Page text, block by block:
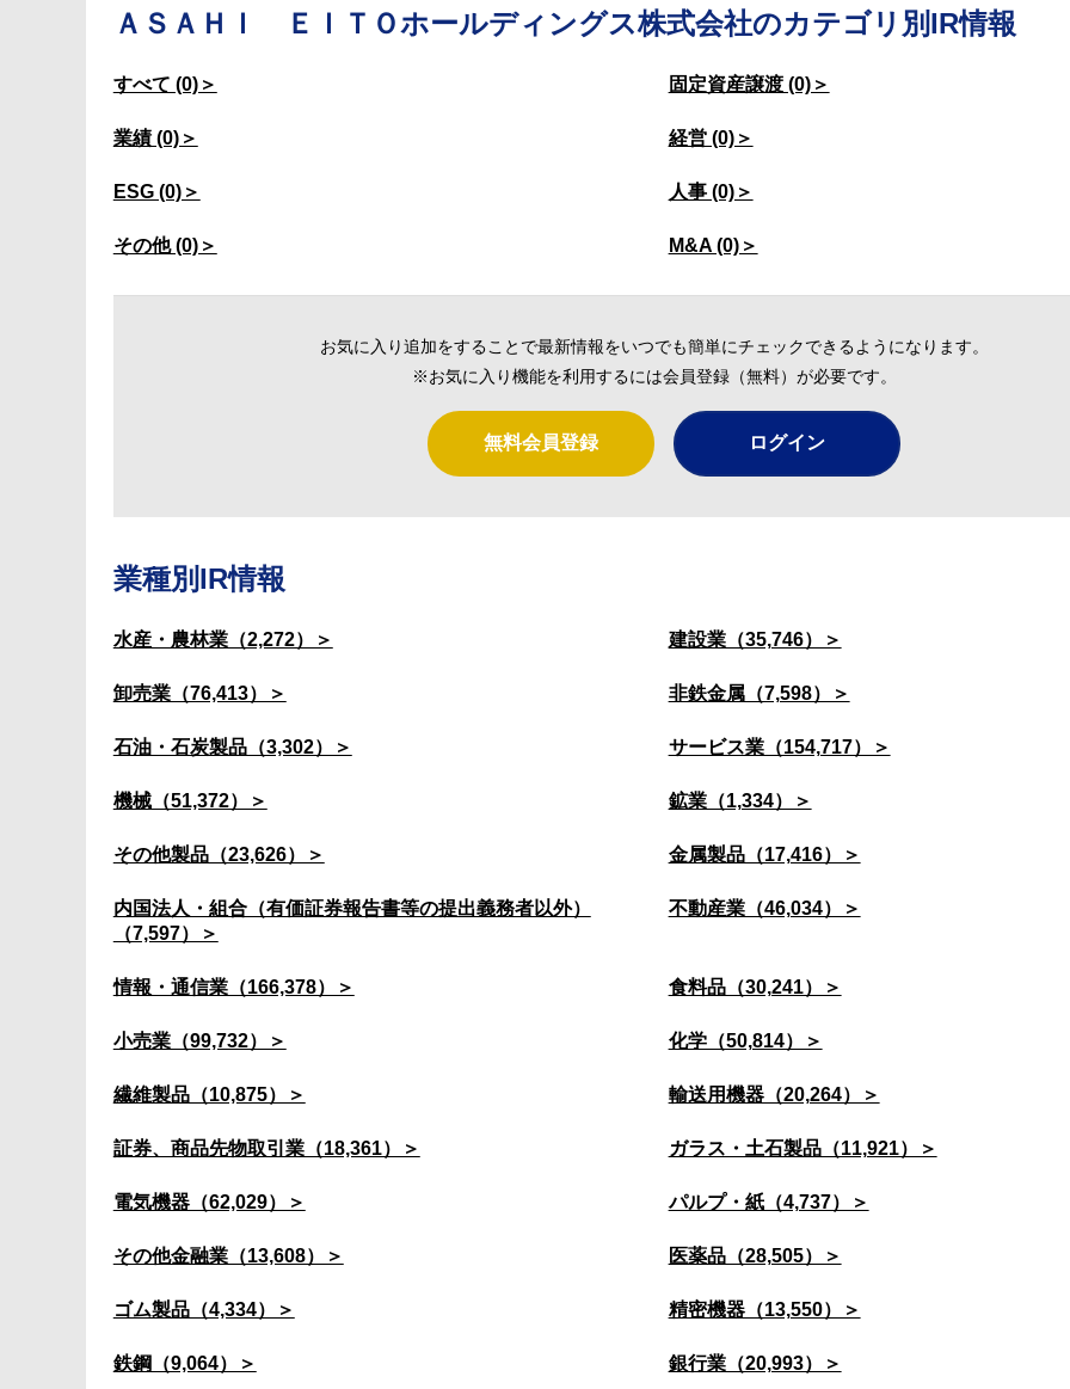
ＡＳＡＨＩ ＥＩＴＯホールディングス株式会社のカテゴリ別IR情報
すべて (0)＞ 固定資産譲渡 (0)＞
業績 (0)＞ 経営 (0)＞
ESG (0)＞ 人事 (0)＞
その他 (0)＞ M&A (0)＞
お気に入り追加をすることで最新情報をいつでも簡単にチェックできるようになります。
※お気に入り機能を利用するには会員登録（無料）が必要です。
無料会員登録 ログイン
業種別IR情報
水産・農林業（2,272）＞ 建設業（35,746）＞
卸売業（76,413）＞ 非鉄金属（7,598）＞
石油・石炭製品（3,302）＞ サービス業（154,717）＞
機械（51,372）＞ 鉱業（1,334）＞
その他製品（23,626）＞ 金属製品（17,416）＞
内国法人・組合（有価証券報告書等の提出義務者以外）
（7,597）＞
不動産業（46,034）＞
情報・通信業（166,378）＞ 食料品（30,241）＞
小売業（99,732）＞ 化学（50,814）＞
繊維製品（10,875）＞ 輸送用機器（20,264）＞
証券、商品先物取引業（18,361）＞ ガラス・土石製品（11,921）＞
電気機器（62,029）＞ パルプ・紙（4,737）＞
その他金融業（13,608）＞ 医薬品（28,505）＞
ゴム製品（4,334）＞ 精密機器（13,550）＞
鉄鋼（9,064）＞ 銀行業（20,993）＞